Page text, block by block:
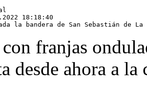
18:18:40
franjas
desde ahora a